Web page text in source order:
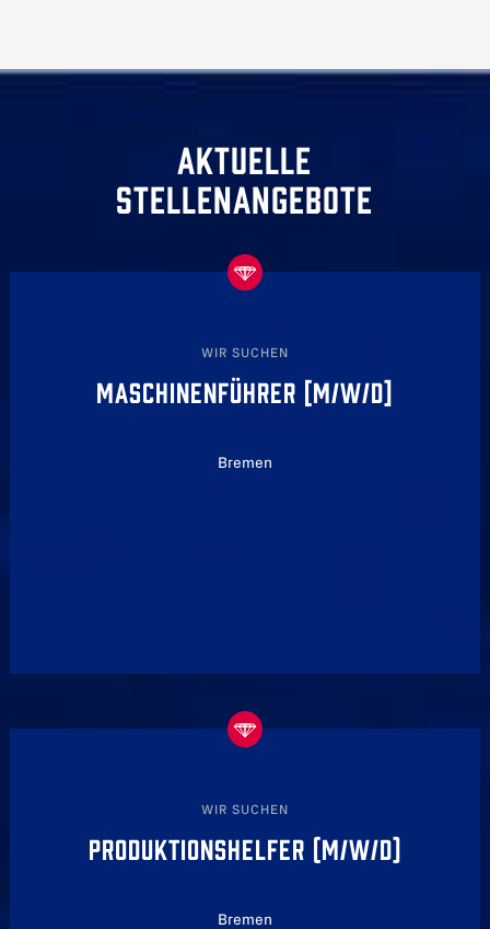
AKTUELLE
STELLENANGEBOTE
WIR SUCHEN
MASCHINENFÜHRER [M/W/D]
Bremen
WIR SUCHEN
PRODUKTIONSHELFER (M/W/D)
Bremen